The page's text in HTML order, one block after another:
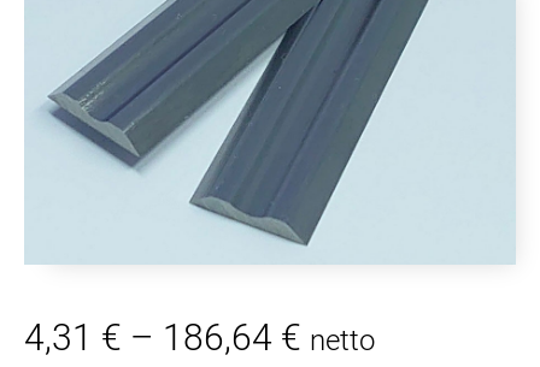
4,31 € – 186,64 € netto